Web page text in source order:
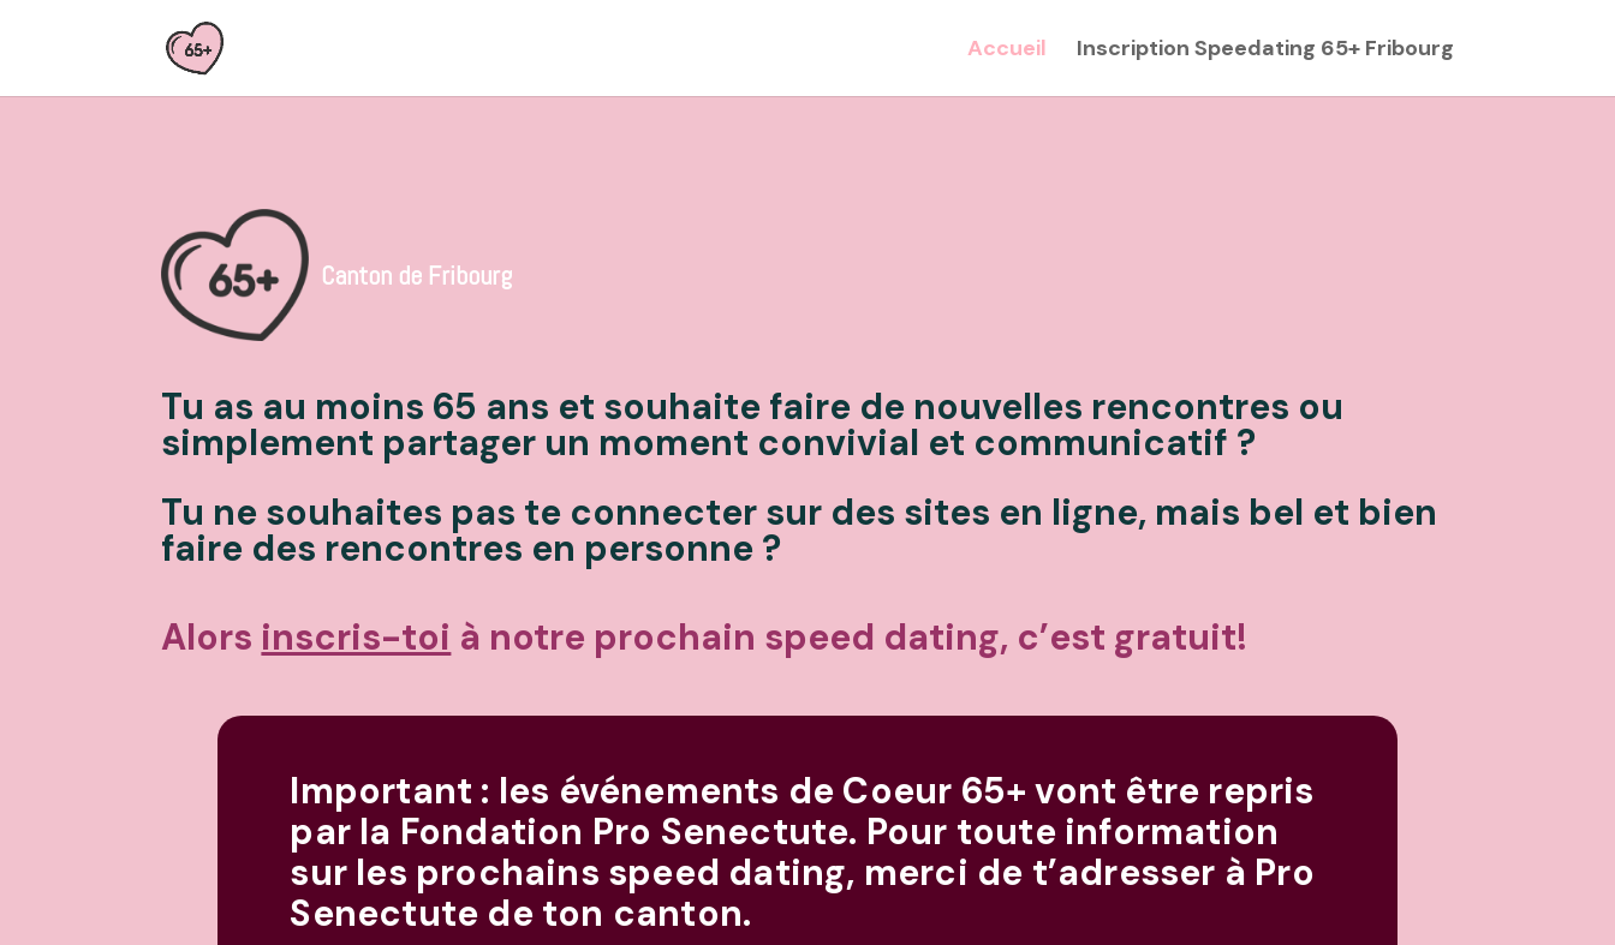
Accueil Inscription Speedating 65+ Fribourg
Canton de Fribourg
Tu as au moins 65 ans et souhaite faire de nouvelles rencontres ou
simplement partager un moment convivial et communicatif ?
Tu ne souhaites pas te connecter sur des sites en ligne, mais bel et bien
faire des rencontres en personne ?
Alors inscris-toi à notre prochain speed dating, c’est gratuit!
Important : les événements de Coeur 65+ vont être repris
par la Fondation Pro Senectute. Pour toute information
sur les prochains speed dating, merci de t’adresser à Pro
Senectute de ton canton.